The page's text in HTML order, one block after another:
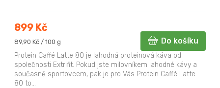
899 Kč
Měrná
89,90 Kč / 100 g Do košíku
Protein Caffé Latte 80 je lahodná proteinová káva od
společnosti Extrifit. Pokud jste milovníkem lahodné kávy a
současně sportovcem, pak je pro Vás Protein Caffé Latte
80 to...